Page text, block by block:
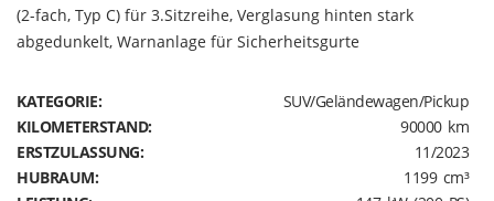
(2-fach, Typ C) für 3.Sitzreihe, Verglasung hinten stark
abgedunkelt, Warnanlage für Sicherheitsgurte
KATEGORIE:
SUV/Geländewagen/Pickup
KILOMETERSTAND:
90000 km
ERSTZULASSUNG:
11/2023
HUBRAUM:
1199 cm³